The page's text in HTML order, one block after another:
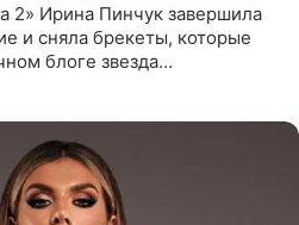
2» Ирина Пинчук завершила
и сняла брекеты, которые
блоге звезда